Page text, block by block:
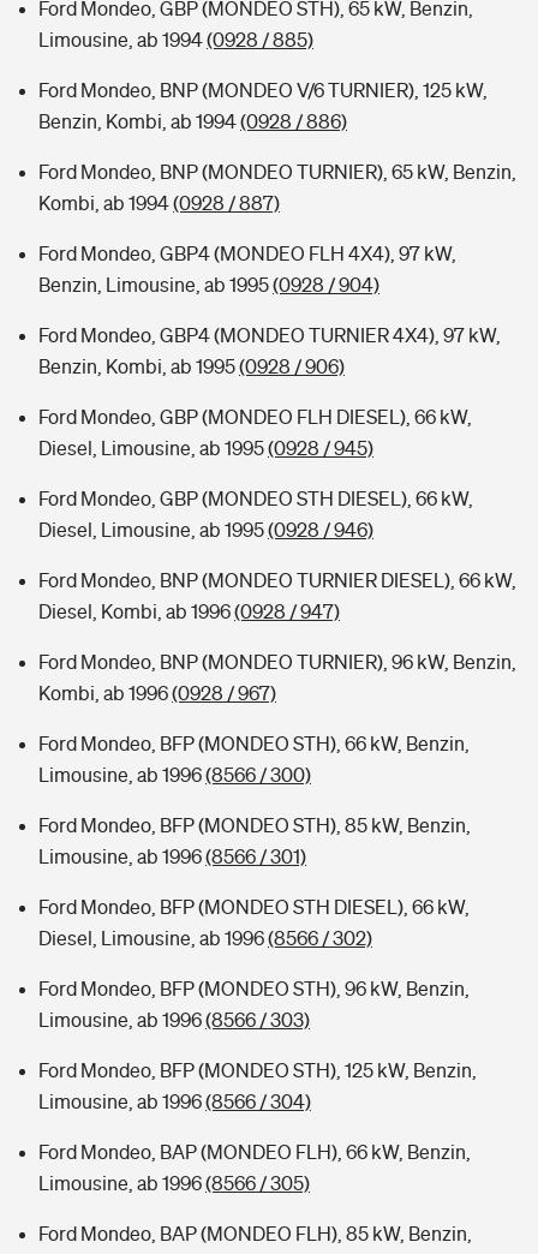
Ford Mondeo, GBP (MONDEO STH), 65 kW, Benzin,
Limousine, ab 1994(0928 / 885)
Ford Mondeo, BNP (MONDEO V/6 TURNIER), 125 kW,
Benzin, Kombi, ab 1994(0928 / 886)
Ford Mondeo, BNP (MONDEO TURNIER), 65 kW, Benzin,
Kombi, ab 1994(0928 / 887)
Ford Mondeo, GBP4 (MONDEO FLH 4X4), 97 kW,
Benzin, Limousine, ab 1995(0928 / 904)
Ford Mondeo, GBP4 (MONDEO TURNIER 4X4), 97 kW,
Benzin, Kombi, ab 1995(0928 / 906)
Ford Mondeo, GBP (MONDEO FLH DIESEL), 66 kW,
Diesel, Limousine, ab 1995(0928 / 945)
Ford Mondeo, GBP (MONDEO STH DIESEL), 66 kW,
Diesel, Limousine, ab 1995(0928 / 946)
Ford Mondeo, BNP (MONDEO TURNIER DIESEL), 66 kW,
Diesel, Kombi, ab 1996(0928 / 947)
Ford Mondeo, BNP (MONDEO TURNIER), 96 kW, Benzin,
Kombi, ab 1996(0928 / 967)
Ford Mondeo, BFP (MONDEO STH), 66 kW, Benzin,
Limousine, ab 1996(8566 / 300)
Ford Mondeo, BFP (MONDEO STH), 85 kW, Benzin,
Limousine, ab 1996(8566 / 301)
Ford Mondeo, BFP (MONDEO STH DIESEL), 66 kW,
Diesel, Limousine, ab 1996(8566 / 302)
Ford Mondeo, BFP (MONDEO STH), 96 kW, Benzin,
Limousine, ab 1996(8566 / 303)
Ford Mondeo, BFP (MONDEO STH), 125 kW, Benzin,
Limousine, ab 1996(8566 / 304)
Ford Mondeo, BAP (MONDEO FLH), 66 kW, Benzin,
Limousine, ab 1996(8566 / 305)
Ford Mondeo, BAP (MONDEO FLH), 85 kW, Benzin,